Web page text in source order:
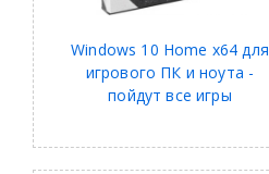
Windows 10 Home x64 для
игрового ПК и ноута -
пойдут все игры